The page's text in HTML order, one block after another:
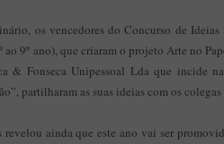
os vencedores do Concurso de
ao 9º ano), que criaram o projeto Arte no
& Fonseca Unipessoal Lda que incide
partilharam as suas ideias com os colegas
revelou ainda que este ano vai ser